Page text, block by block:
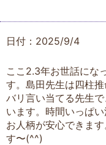
日付：2025/9/4
ここ2.3年お世話にな
す。島田先生は四柱
バリ言い当てる先生
います。時間いっぱ
お人柄が安心できま
す〜(^^)